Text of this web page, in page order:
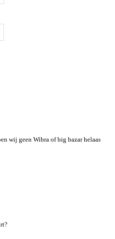
wij geen Wibra of big bazar helaas